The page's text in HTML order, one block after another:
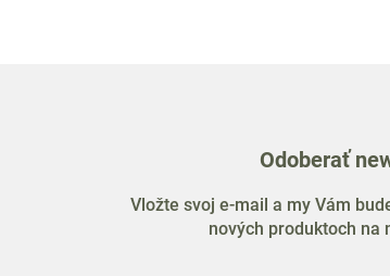
Odoberať
Vložte svoj e-mail a my Vám
nových produktoch na